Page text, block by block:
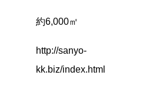
約6,000㎡
http://sanyo-
kk.biz/index.html